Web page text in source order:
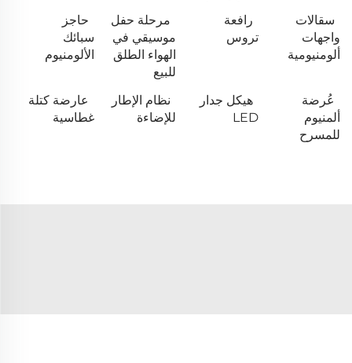
سقالات
واجهات
ألومنيومية
رافعة
تروس
مرحلة حفل
موسيقي في
الهواء الطلق
للبيع
حاجز
سبائك
الألومنيوم
عُرضة
ألمنيوم
للمسرح
هيكل جدار
LED
نظام الإطار
للإضاءة
عارضة كتلة
غطاسية